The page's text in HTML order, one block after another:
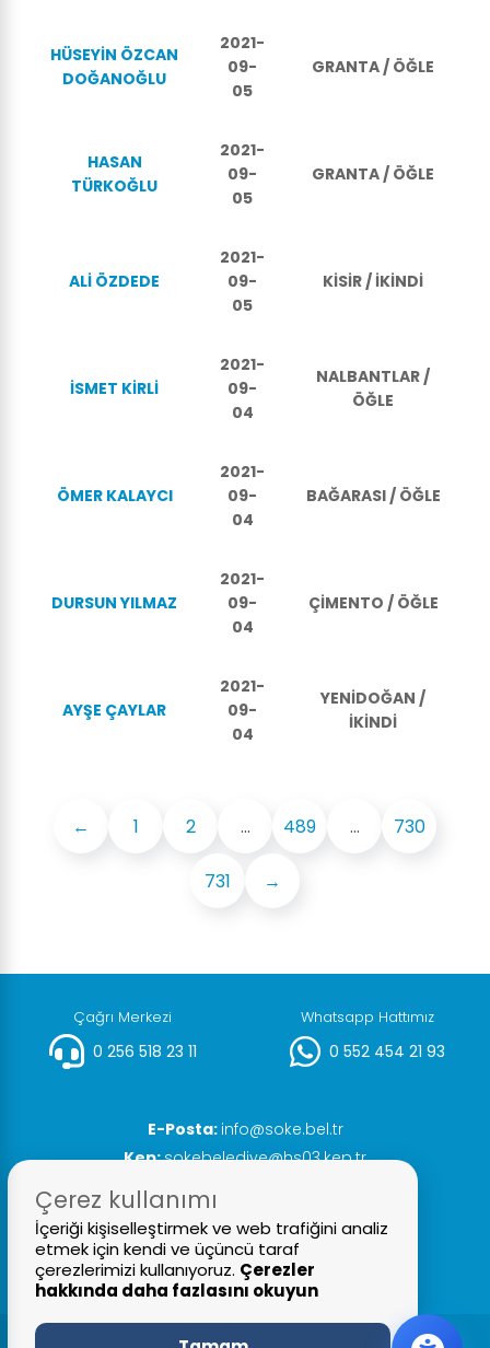
HÜSEYİN ÖZCAN
DOĞANOĞLU
2021-
09-
05
GRANTA / ÖĞLE
HASAN
TÜRKOĞLU
2021-
09-
05
GRANTA / ÖĞLE
ALİ ÖZDEDE
2021-
09-
05
KİSİR / İKİNDİ
İSMET KİRLİ
2021-
09-
04
NALBANTLAR /
ÖĞLE
ÖMER KALAYCI
2021-
09-
04
BAĞARASI / ÖĞLE
DURSUN YILMAZ
2021-
09-
04
ÇİMENTO / ÖĞLE
AYŞE ÇAYLAR
2021-
09-
04
YENİDOĞAN /
İKİNDİ
← 1 2 ... 489 ... 730
731 →
Çağrı Merkezi
0 256 518 23 11
Whatsapp Hattımız
0 552 454 21 93
E-Posta: info@soke.bel.tr
Kep:sokebelediye@hs03.kep.tr
Çerez kullanımı
İçeriği kişiselleştirmek ve web trafiğini analiz
etmek için kendi ve üçüncü taraf
çerezlerimizi kullanıyoruz. Çerezler
hakkında daha fazlasını okuyun